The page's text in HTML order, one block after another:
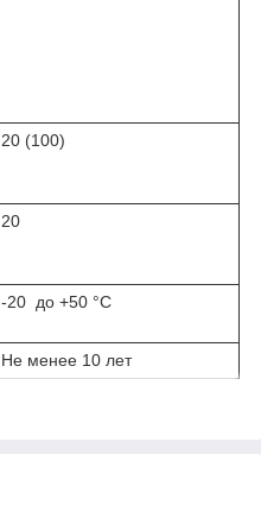
20 (100)
20
-20 до +50 °C
Не менее 10 лет